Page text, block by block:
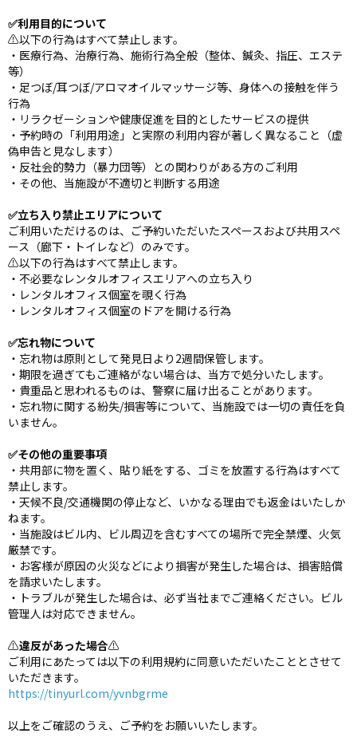
✅利用目的について
⚠️以下の行為はすべて禁止します。
・医療行為、治療行為、施術行為全般（整体、鍼灸、指圧、エステ
等）
・足つぼ/耳つぼ/アロマオイルマッサージ等、身体への接触を伴う
行為
・リラクゼーションや健康促進を目的としたサービスの提供
・予約時の「利用用途」と実際の利用内容が著しく異なること（虚
偽申告と見なします）
・反社会的勢力（暴力団等）との関わりがある方のご利用
・その他、当施設が不適切と判断する用途
✅立ち入り禁止エリアについて
ご利用いただけるのは、ご予約いただいたスペースおよび共用スペ
ース（廊下・トイレなど）のみです。
⚠️以下の行為はすべて禁止します。
・不必要なレンタルオフィスエリアへの立ち入り
・レンタルオフィス個室を覗く行為
・レンタルオフィス個室のドアを開ける行為
✅忘れ物について
・忘れ物は原則として発見日より2週間保管します。
・期限を過ぎてもご連絡がない場合は、当方で処分いたします。
・貴重品と思われるものは、警察に届け出ることがあります。
・忘れ物に関する紛失/損害等について、当施設では一切の責任を負
いません。
✅その他の重要事項
・共用部に物を置く、貼り紙をする、ゴミを放置する行為はすべて
禁止します。
・天候不良/交通機関の停止など、いかなる理由でも返金はいたしか
ねます。
・当施設はビル内、ビル周辺を含むすべての場所で完全禁煙、火気
厳禁です。
・お客様が原因の火災などにより損害が発生した場合は、損害賠償
を請求いたします。
・トラブルが発生した場合は、必ず当社までご連絡ください。ビル
管理人は対応できません。
⚠️違反があった場合⚠️
ご利用にあたっては以下の利用規約に同意いただいたこととさせて
いただきます。
https://tinyurl.com/yvnbgrme
以上をご確認のうえ、ご予約をお願いいたします。